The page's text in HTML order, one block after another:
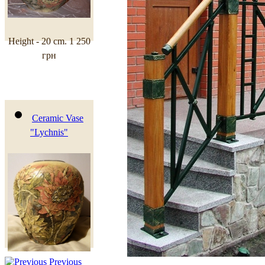
Height - 20 cm. 1 250
грн
Ceramic Vase
"Lychnis"
Previous